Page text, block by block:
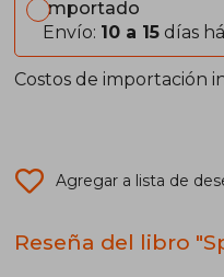
Importado
Envío: 10 a 15 días
Costos de importación
Agregar a lista de
Reseña del libro